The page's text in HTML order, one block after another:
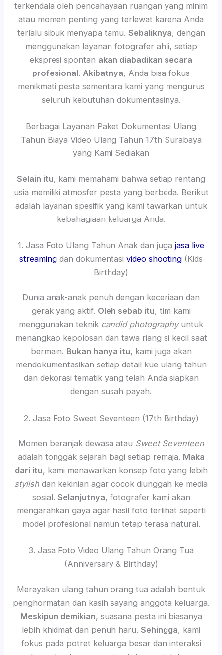
terkendala oleh pencahayaan ruangan yang minim
atau momen penting yang terlewat karena Anda
terlalu sibuk menyapa tamu. Sebaliknya, dengan
menggunakan layanan fotografer ahli, setiap
ekspresi spontan akan diabadikan secara
profesional. Akibatnya, Anda bisa fokus
menikmati pesta sementara kami yang mengurus
seluruh kebutuhan dokumentasinya.
Berbagai Layanan Paket Dokumentasi Ulang
Tahun Biaya Video Ulang Tahun 17th Surabaya
yang Kami Sediakan
Selain itu, kami memahami bahwa setiap rentang
usia memiliki atmosfer pesta yang berbeda. Berikut
adalah layanan spesifik yang kami tawarkan untuk
kebahagiaan keluarga Anda:
1. Jasa Foto Ulang Tahun Anak dan juga jasa live
streaming dan dokumentasi video shooting (Kids
Birthday)
Dunia anak-anak penuh dengan keceriaan dan
gerak yang aktif. Oleh sebab itu, tim kami
menggunakan teknik candid photographyuntuk
menangkap kepolosan dan tawa riang si kecil saat
bermain. Bukan hanya itu, kami juga akan
mendokumentasikan setiap detail kue ulang tahun
dan dekorasi tematik yang telah Anda siapkan
dengan susah payah.
2. Jasa Foto Sweet Seventeen (17th Birthday)
Momen beranjak dewasa atau Sweet Seventeen
adalah tonggak sejarah bagi setiap remaja. Maka
dari itu, kami menawarkan konsep foto yang lebih
stylish dan kekinian agar cocok diunggah ke media
sosial. Selanjutnya, fotografer kami akan
mengarahkan gaya agar hasil foto terlihat seperti
model profesional namun tetap terasa natural.
3. Jasa Foto Video Ulang Tahun Orang Tua
(Anniversary & Birthday)
Merayakan ulang tahun orang tua adalah bentuk
penghormatan dan kasih sayang anggota keluarga.
Meskipun demikian, suasana pesta ini biasanya
lebih khidmat dan penuh haru. Sehingga, kami
fokus pada potret keluarga besar dan interaksi